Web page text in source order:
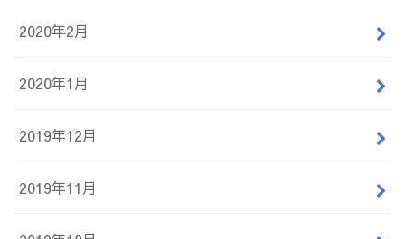
2020年2月
2020年1月
2019年12月
2019年11月